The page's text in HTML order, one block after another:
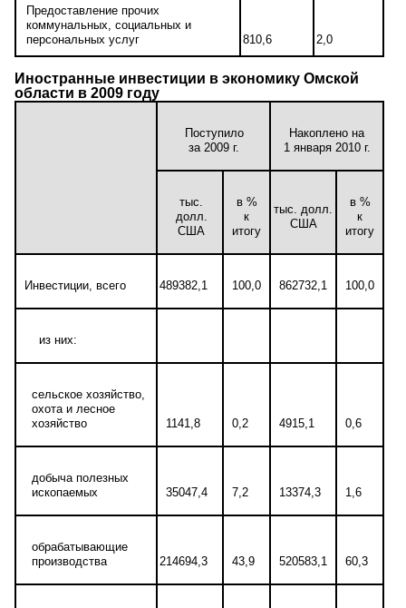
Предоставление прочих
коммунальных, социальных и
персональных услуг
810,6 2,0
Иностранные инвестиции в экономику Омской
области в 2009 году
Поступило
за 2009 г.
Накоплено на
1 января 2010 г.
тыс.
долл.
США
в %
к
итогу
тыс. долл.
США
в %
к
итогу
Инвестиции, всего 489382,1 100,0 862732,1 100,0
из них:
сельское хозяйство,
охота и лесное
хозяйство
1141,8 0,2 4915,1 0,6
добыча полезных
ископаемых
35047,4 7,2 13374,3 1,6
обрабатывающие
производства
214694,3 43,9 520583,1 60,3